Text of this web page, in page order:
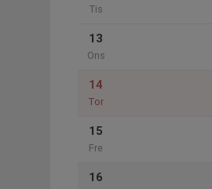
Tis
13
Ons
14
Tor
15
Fre
16